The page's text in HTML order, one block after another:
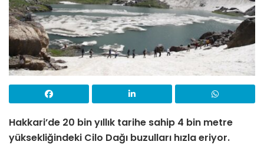
Hakkari’de 20 bin yıllık tarihe sahip 4 bin metre
yüksekliğindeki Cilo Dağı buzulları hızla eriyor.